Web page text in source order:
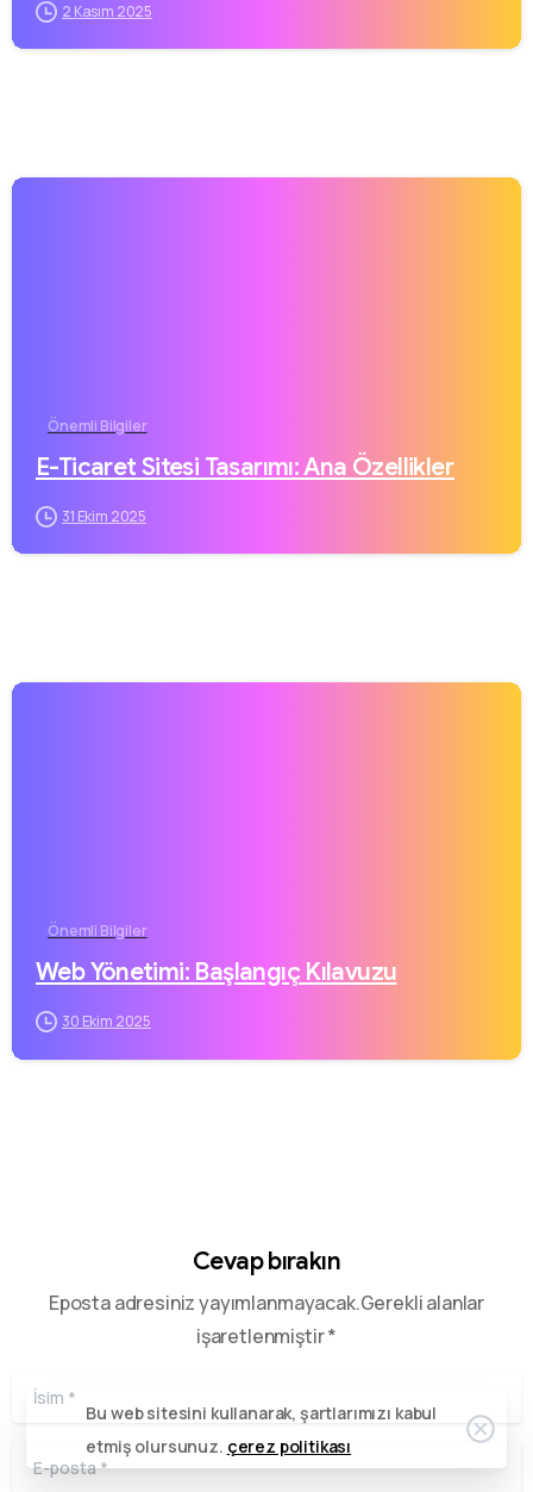
2 Kasım 2025
Önemli Bilgiler
E-Ticaret Sitesi Tasarımı: Ana Özellikler
31 Ekim 2025
Önemli Bilgiler
Web Yönetimi: Başlangıç Kılavuzu
30 Ekim 2025
Cevap bırakın
Eposta adresiniz yayımlanmayacak.Gerekli alanlar
işaretlenmiştir *
İsim
E-posta *
içinde dönüş yapıyoruz.
Bu web sitesini kullanarak, şartlarımızı kabul
etmiş olursunuz. çerez politikası